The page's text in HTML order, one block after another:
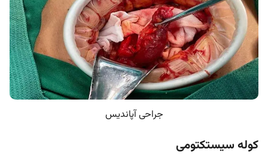
جراحی آپاندیس
کوله ‌سیستکتومی